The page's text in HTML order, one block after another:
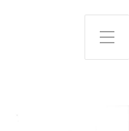
Toggle Side Menu